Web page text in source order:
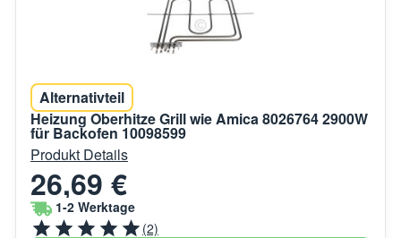
Alternativteil
Heizung Oberhitze Grill wie Amica 8026764 2900W
für Backofen 10098599
Produkt Details
26,69 €
1-2 Werktage
(2)